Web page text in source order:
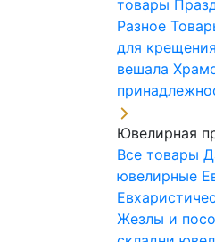
товары
Разное
для крещения
вешала
Ювелирная
Все товары
ювелирные
Жезлы и